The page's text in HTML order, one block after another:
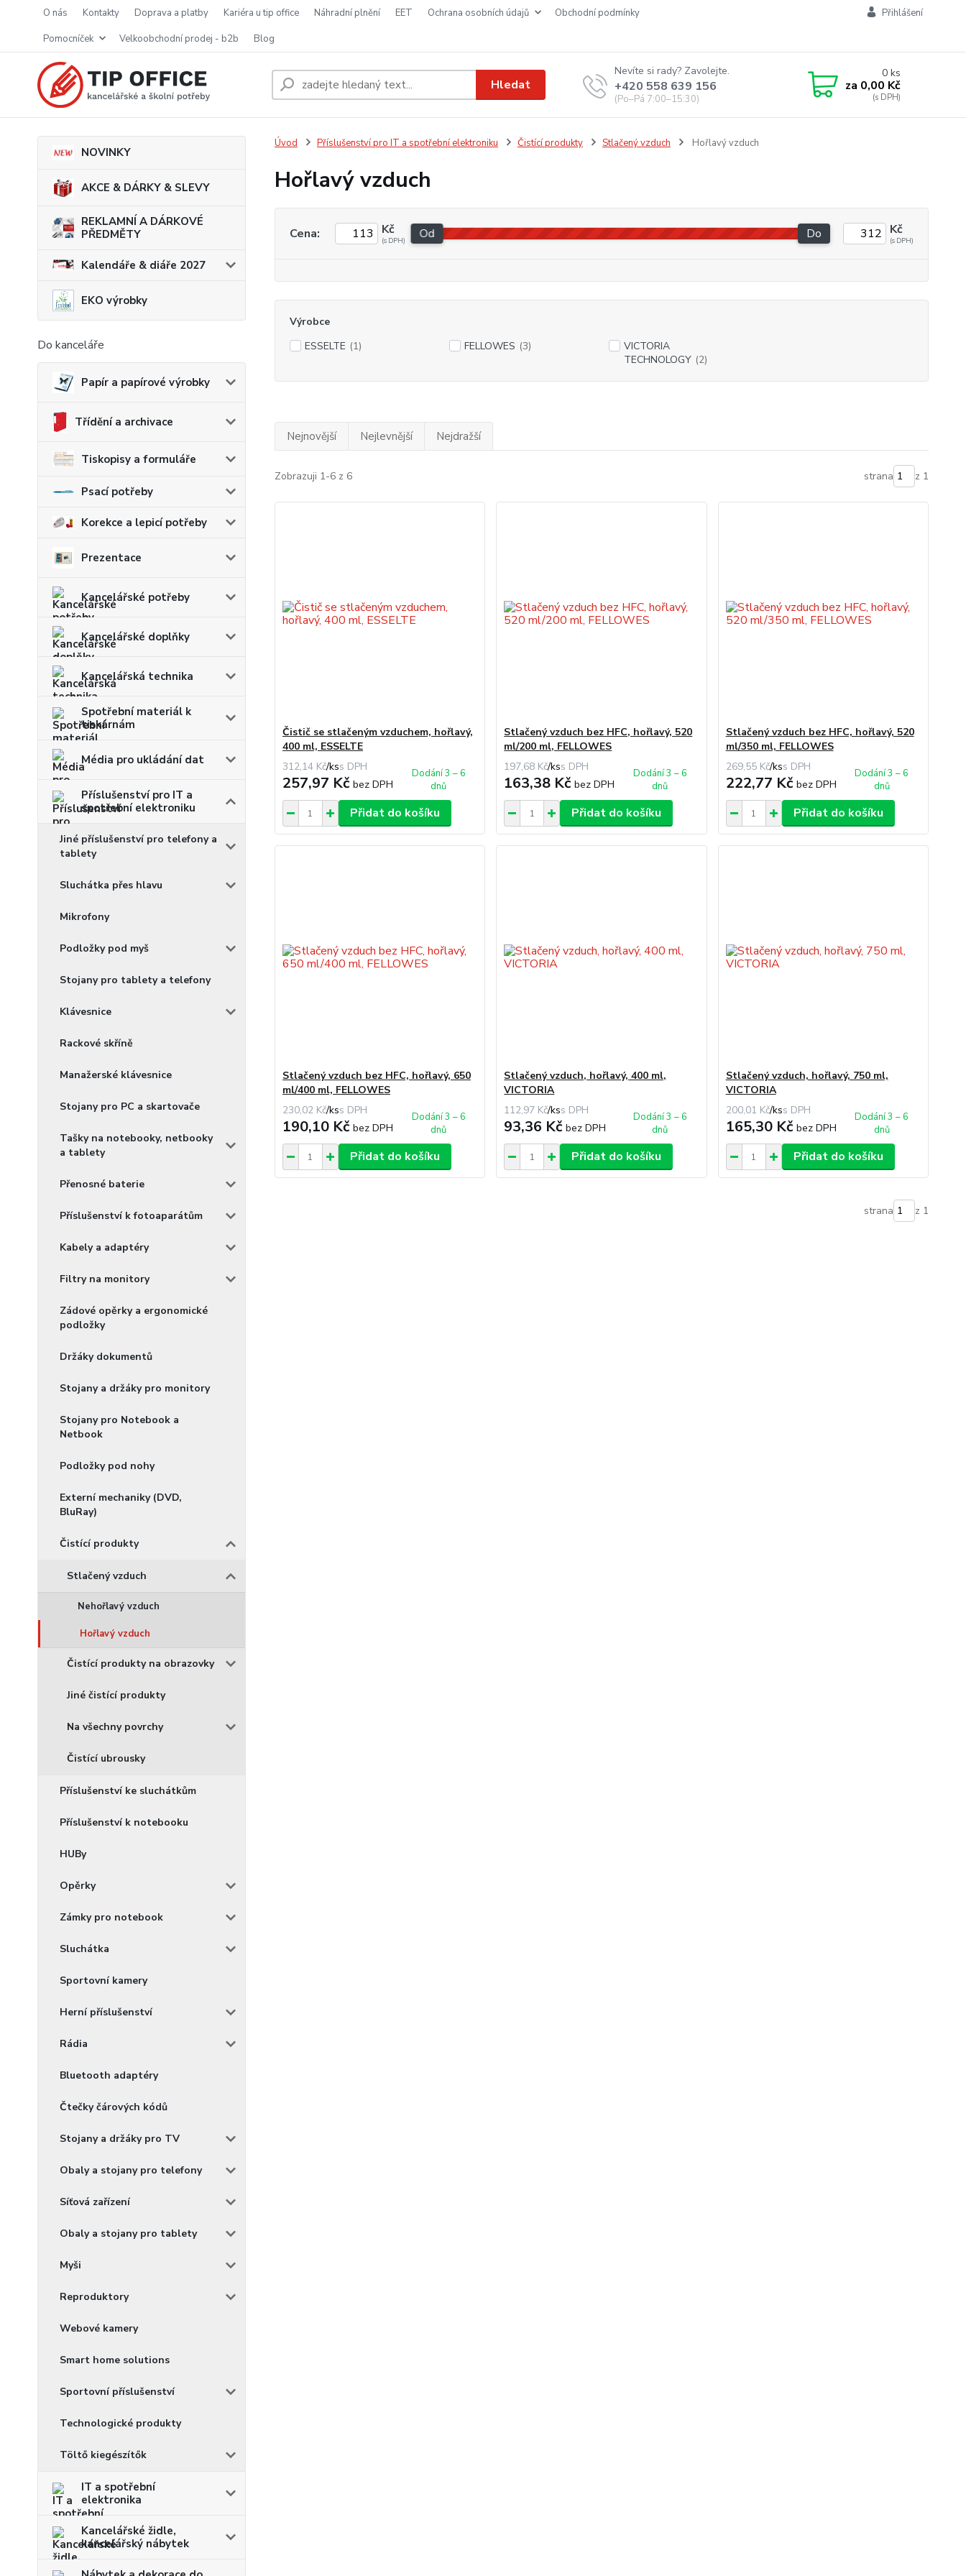
o nás kontakty doprava a platby kariéra u tip office náhradní plnění EET ochrana osobních údajů
obchodní podmínky
pomocníček
velkoobchodní prodej - b2b blog
Přihlášení
Hledat
Nevíte si rady? Zavolejte.
+420 558 639 156
(Po–Pá 7:00–15:30)
0ks
za 0,00 Kč
NOVINKY
AKCE & DÁRKY & SLEVY
REKLAMNÍ A DÁRKOVÉ
PŘEDMĚTY
Kalendáře & diáře 2027
EKO výrobky
Do kanceláře
Papír a papírové výrobky
Třídění a archivace
Tiskopisy a formuláře
Psací potřeby
Korekce a lepicí potřeby
Prezentace
Kancelářské potřeby
Kancelářské doplňky
Kancelářská technika
Spotřební materiál k
tiskárnám
Média pro ukládání dat
Příslušenství pro IT a
spotřební elektroniku
Jiné příslušenství pro telefony a
tablety
Sluchátka přes hlavu
Mikrofony
Podložky pod myš
Stojany pro tablety a telefony
Klávesnice
Rackové skříně
Manažerské klávesnice
Stojany pro PC a skartovače
Tašky na notebooky, netbooky
a tablety
Přenosné baterie
Příslušenství k fotoaparátům
Kabely a adaptéry
Filtry na monitory
Zádové opěrky a ergonomické
podložky
Držáky dokumentů
Stojany a držáky pro monitory
Stojany pro Notebook a
Netbook
Podložky pod nohy
Externí mechaniky (DVD,
BluRay)
Čistící produkty
Stlačený vzduch
Nehořlavý vzduch
Hořlavý vzduch
Čistící produkty na obrazovky
Jiné čistící produkty
Na všechny povrchy
Čistící ubrousky
Příslušenství ke sluchátkům
Příslušenství k notebooku
HUBy
Opěrky
Zámky pro notebook
Sluchátka
Sportovní kamery
Herní příslušenství
Rádia
Bluetooth adaptéry
Čtečky čárových kódů
Stojany a držáky pro TV
Obaly a stojany pro telefony
Síťová zařízení
Obaly a stojany pro tablety
Myši
Reproduktory
Webové kamery
Smart home solutions
Sportovní příslušenství
Technologické produkty
Töltő kiegészítők
IT a spotřební
elektronika
Kancelářské židle,
kancelářský nábytek
Úvod Příslušenství pro IT a spotřební elektroniku Čistící produkty Stlačený vzduch Hořlavý vzduch
Hořlavý vzduch
Cena: Kč Od Do Kč
Výrobce
ESSELTE (1) FELLOWES (3)
VICTORIA
TECHNOLOGY (2)
Nejnovější Nejlevnější Nejdražší
Zobrazuji 1-6 z 6 strana z 1
Čistič se stlačeným vzduchem, hořlavý,
400 ml, ESSELTE
312,14 Kč/ks
257,97 Kč bez DPH
Dodání 3 – 6
dnů
Přidat do košíku
Stlačený vzduch bez HFC, hořlavý, 520
ml/200 ml, FELLOWES
197,68 Kč/ks
163,38 Kčbez DPH
Dodání 3 – 6
dnů
Přidat do košíku
Stlačený vzduch bez HFC, hořlavý, 520
ml/350 ml, FELLOWES
269,55 Kč/ks
222,77 Kč bez DPH
Dodání 3 – 6
dnů
Přidat do košíku
Stlačený vzduch bez HFC, hořlavý, 650
ml/400 ml, FELLOWES
230,02 Kč/ks
190,10 Kč bez DPH
Dodání 3 – 6
dnů
Přidat do košíku
Stlačený vzduch, hořlavý, 400 ml,
VICTORIA
112,97 Kč/ks
93,36 Kčbez DPH
Dodání 3 – 6
dnů
Přidat do košíku
Stlačený vzduch, hořlavý, 750 ml,
VICTORIA
200,01 Kč/ks
165,30 Kč bez DPH
Dodání 3 – 6
dnů
Přidat do košíku
strana z 1